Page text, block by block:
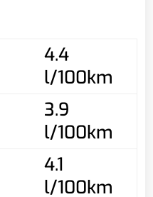
4.4
l/100km
3.9
l/100km
4.1
l/100km